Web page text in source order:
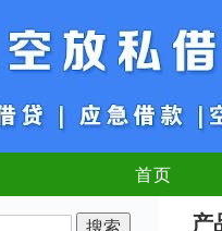
首页
产